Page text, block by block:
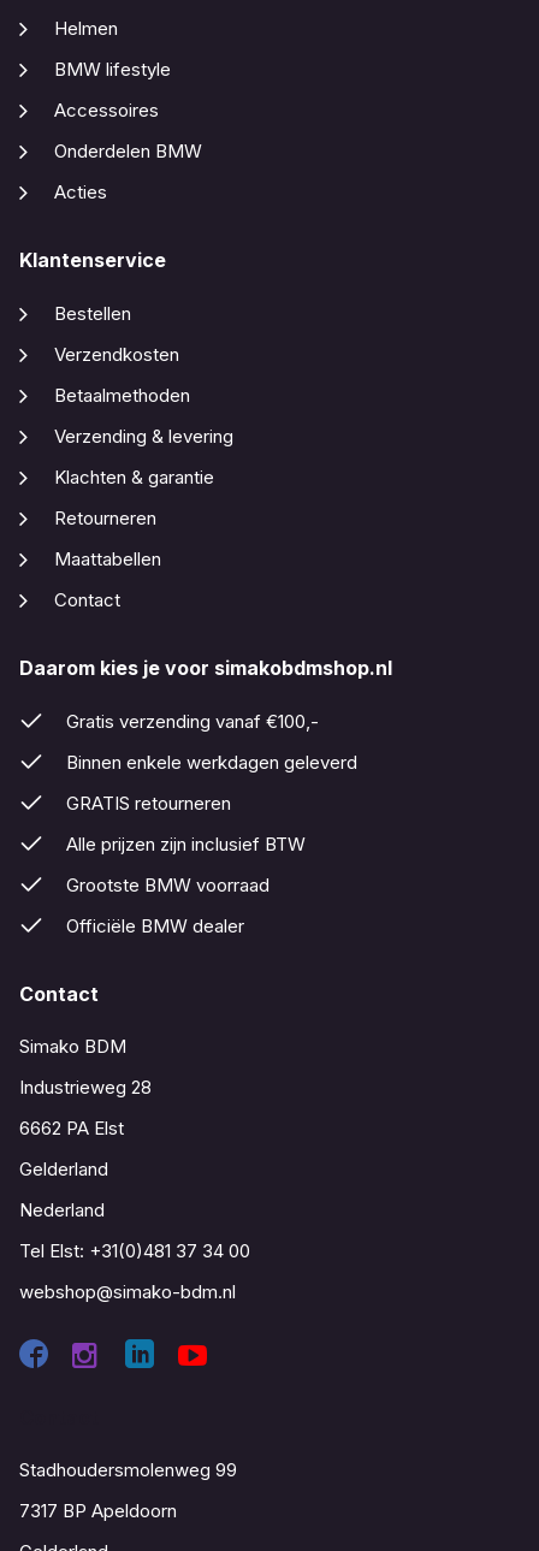
Helmen
BMW lifestyle
Accessoires
Onderdelen BMW
Acties
Klantenservice
Bestellen
Verzendkosten
Betaalmethoden
Verzending & levering
Klachten & garantie
Retourneren
Maattabellen
Contact
Daarom kies je voor simakobdmshop.nl
Gratis verzending vanaf €100,-
Binnen enkele werkdagen geleverd
GRATIS retourneren
Alle prijzen zijn inclusief BTW
Grootste BMW voorraad
Officiële BMW dealer
Contact
Simako BDM
Industrieweg 28
6662 PA Elst
Gelderland
Nederland
Tel Elst: +31(0)481 37 34 00
webshop@simako-bdm.nl
Stadhoudersmolenweg 99
7317 BP Apeldoorn